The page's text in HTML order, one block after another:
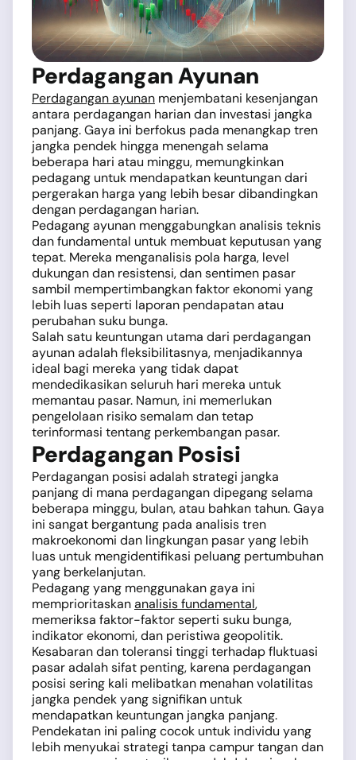
Perdagangan Ayunan
Perdagangan ayunan menjembatani kesenjangan
antara perdagangan harian dan investasi jangka
panjang. Gaya ini berfokus pada menangkap tren
jangka pendek hingga menengah selama
beberapa hari atau minggu, memungkinkan
pedagang untuk mendapatkan keuntungan dari
pergerakan harga yang lebih besar dibandingkan
dengan perdagangan harian.
Pedagang ayunan menggabungkan analisis teknis
dan fundamental untuk membuat keputusan yang
tepat. Mereka menganalisis pola harga, level
dukungan dan resistensi, dan sentimen pasar
sambil mempertimbangkan faktor ekonomi yang
lebih luas seperti laporan pendapatan atau
perubahan suku bunga.
Salah satu keuntungan utama dari perdagangan
ayunan adalah fleksibilitasnya, menjadikannya
ideal bagi mereka yang tidak dapat
mendedikasikan seluruh hari mereka untuk
memantau pasar. Namun, ini memerlukan
pengelolaan risiko semalam dan tetap
terinformasi tentang perkembangan pasar.
Perdagangan Posisi
Perdagangan posisi adalah strategi jangka
panjang di mana perdagangan dipegang selama
beberapa minggu, bulan, atau bahkan tahun. Gaya
ini sangat bergantung pada analisis tren
makroekonomi dan lingkungan pasar yang lebih
luas untuk mengidentifikasi peluang pertumbuhan
yang berkelanjutan.
Pedagang yang menggunakan gaya ini
memprioritaskananalisis fundamental,
memeriksa faktor-faktor seperti suku bunga,
indikator ekonomi, dan peristiwa geopolitik.
Kesabaran dan toleransi tinggi terhadap fluktuasi
pasar adalah sifat penting, karena perdagangan
posisi sering kali melibatkan menahan volatilitas
jangka pendek yang signifikan untuk
mendapatkan keuntungan jangka panjang.
Pendekatan ini paling cocok untuk individu yang
lebih menyukai strategi tanpa campur tangan dan